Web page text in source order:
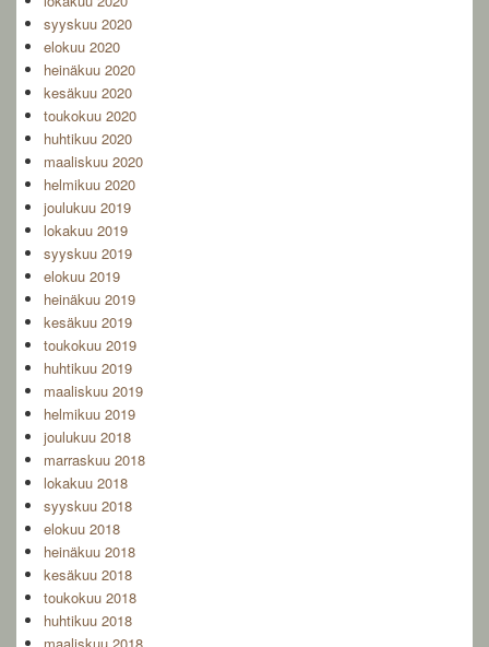
syyskuu 2020
elokuu 2020
heinäkuu 2020
kesäkuu 2020
toukokuu 2020
huhtikuu 2020
maaliskuu 2020
helmikuu 2020
joulukuu 2019
lokakuu 2019
syyskuu 2019
elokuu 2019
heinäkuu 2019
kesäkuu 2019
toukokuu 2019
huhtikuu 2019
maaliskuu 2019
helmikuu 2019
joulukuu 2018
marraskuu 2018
lokakuu 2018
syyskuu 2018
elokuu 2018
heinäkuu 2018
kesäkuu 2018
toukokuu 2018
huhtikuu 2018